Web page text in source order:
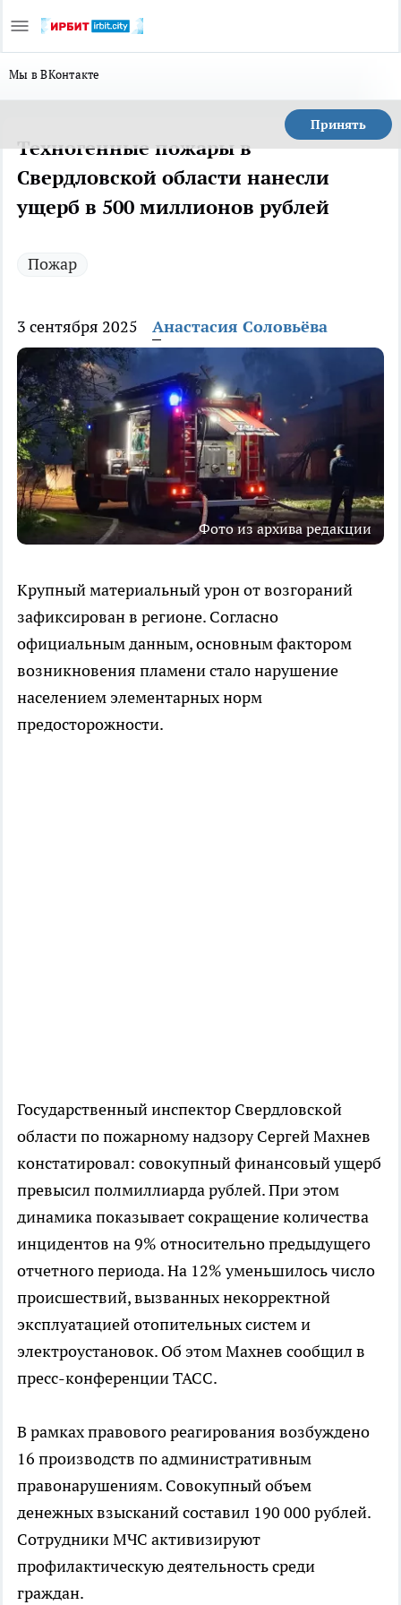
Мы в ВКонтакте
Принять
Техногенные пожары в
Свердловской области нанесли
ущерб в 500 миллионов рублей
Пожар
3 сентября 2025 Анастасия Соловьёва
Фото из архива редакции
Крупный материальный урон от возгораний
зафиксирован в регионе. Согласно
официальным данным, основным фактором
возникновения пламени стало нарушение
населением элементарных норм
предосторожности.
Государственный инспектор Свердловской
области по пожарному надзору Сергей Махнев
констатировал: совокупный финансовый ущерб
превысил полмиллиарда рублей. При этом
динамика показывает сокращение количества
инцидентов на 9% относительно предыдущего
отчетного периода. На 12% уменьшилось число
происшествий, вызванных некорректной
эксплуатацией отопительных систем и
электроустановок. Об этом Махнев сообщил в
пресс-конференции ТАСС.
В рамках правового реагирования возбуждено
16 производств по административным
правонарушениям. Совокупный объем
денежных взысканий составил 190 000 рублей.
Сотрудники МЧС активизируют
профилактическую деятельность среди
граждан.